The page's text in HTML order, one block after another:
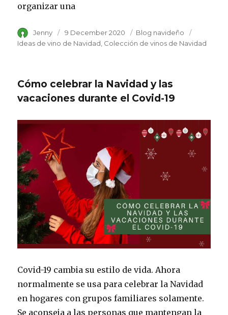
organizar una
Author
Jenny
Posted
on
9 December 2020 Category
Blog navideño
Ideas de vino de Navidad Colección de vinos de Navidad
Cómo celebrar la Navidad y las
vacaciones durante el Covid-19
Covid-19 cambia su estilo de vida. Ahora
normalmente se usa para celebrar la Navidad
en hogares con grupos familiares solamente.
Se aconseja a las personas que mantengan la